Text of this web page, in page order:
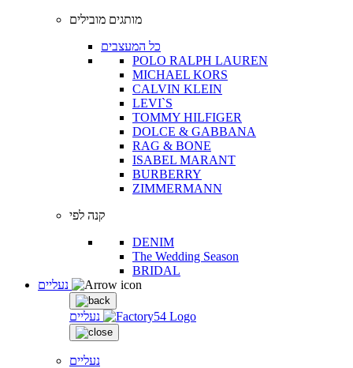
מותגים מובילים
כל המעצבים
POLO RALPH LAUREN
MICHAEL KORS
CALVIN KLEIN
LEVI`S
TOMMY HILFIGER
DOLCE & GABBANA
RAG & BONE
ISABEL MARANT
BURBERRY
ZIMMERMANN
קנה לפי
DENIM
The Wedding Season
BRIDAL
נעליים
נעליים